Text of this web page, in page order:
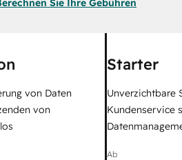
Sie Ihre Gebühren
von Daten
von
Starter
Unverzichtbare
Kundenservice
Ab